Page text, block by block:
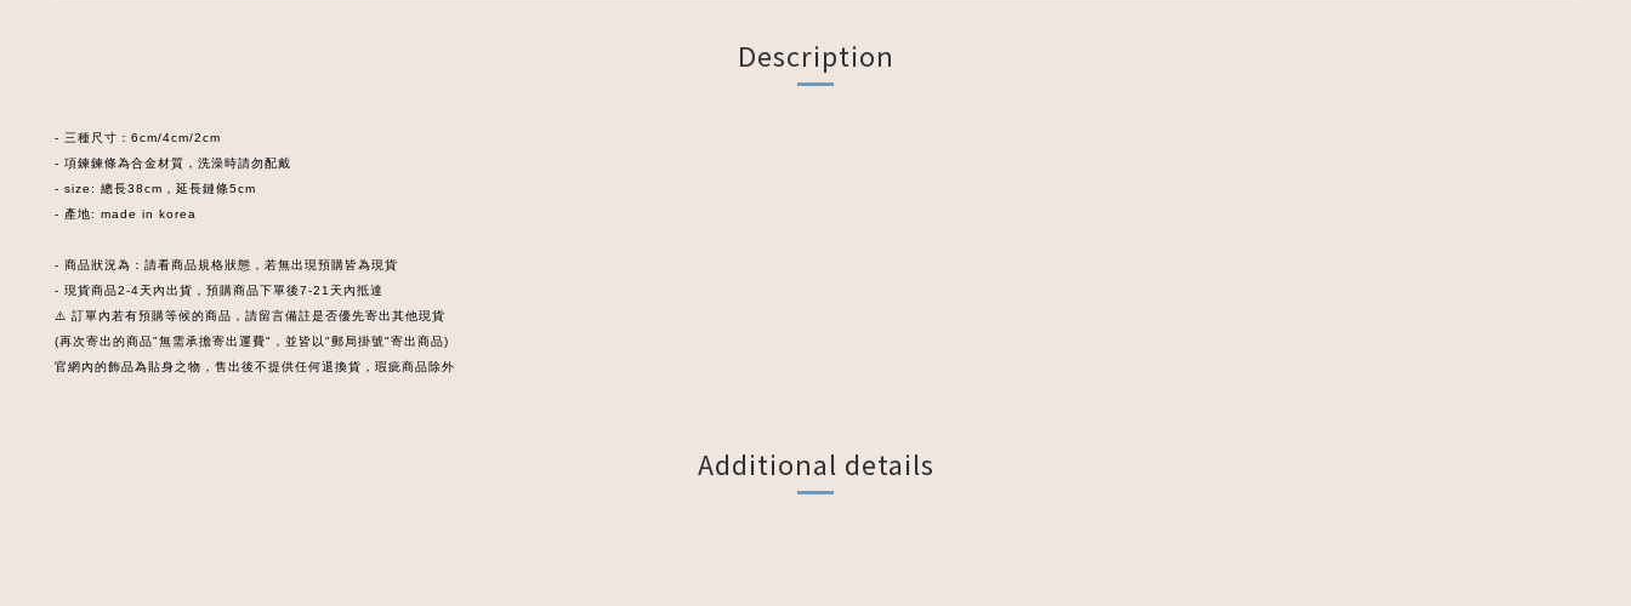
Description
- 三種尺寸：6cm/4cm/2cm
- 項鍊鍊條為合金材質，洗澡時請勿配戴
- size: 總長38cm，延長鏈條5cm
- 產地: made in korea
- 商品狀況為：請看商品規格狀態，若無出現預購皆為現貨
- 現貨商品2-4天內出貨，預購商品下單後7-21天內抵達
⚠️ 訂單內若有預購等候的商品，請留言備註是否優先寄出其他現貨
(再次寄出的商品"無需承擔寄出運費"，並皆以"郵局掛號"寄出商品)
官網內的飾品為貼身之物，售出後不提供任何退換貨，瑕疵商品除外
Additional details